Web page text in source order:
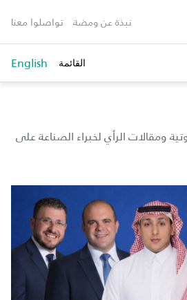
نبذة عن ومضة تواصلوا معنا
القائمة English
ومقالات الرأي لخبراء الصناعة على